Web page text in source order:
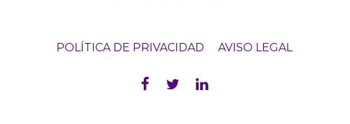
POLÍTICA DE PRIVACIDAD AVISO LEGAL